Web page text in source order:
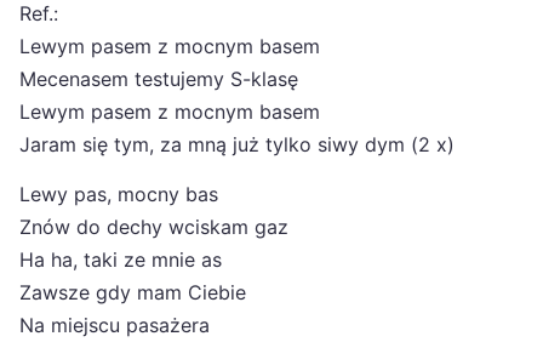
Ref.:
Lewym pasem z mocnym basem
Mecenasem testujemy S-klasę
Lewym pasem z mocnym basem
Jaram się tym, za mną już tylko siwy dym (2 x)
Lewy pas, mocny bas
Znów do dechy wciskam gaz
Ha ha, taki ze mnie as
Zawsze gdy mam Ciebie
Na miejscu pasażera